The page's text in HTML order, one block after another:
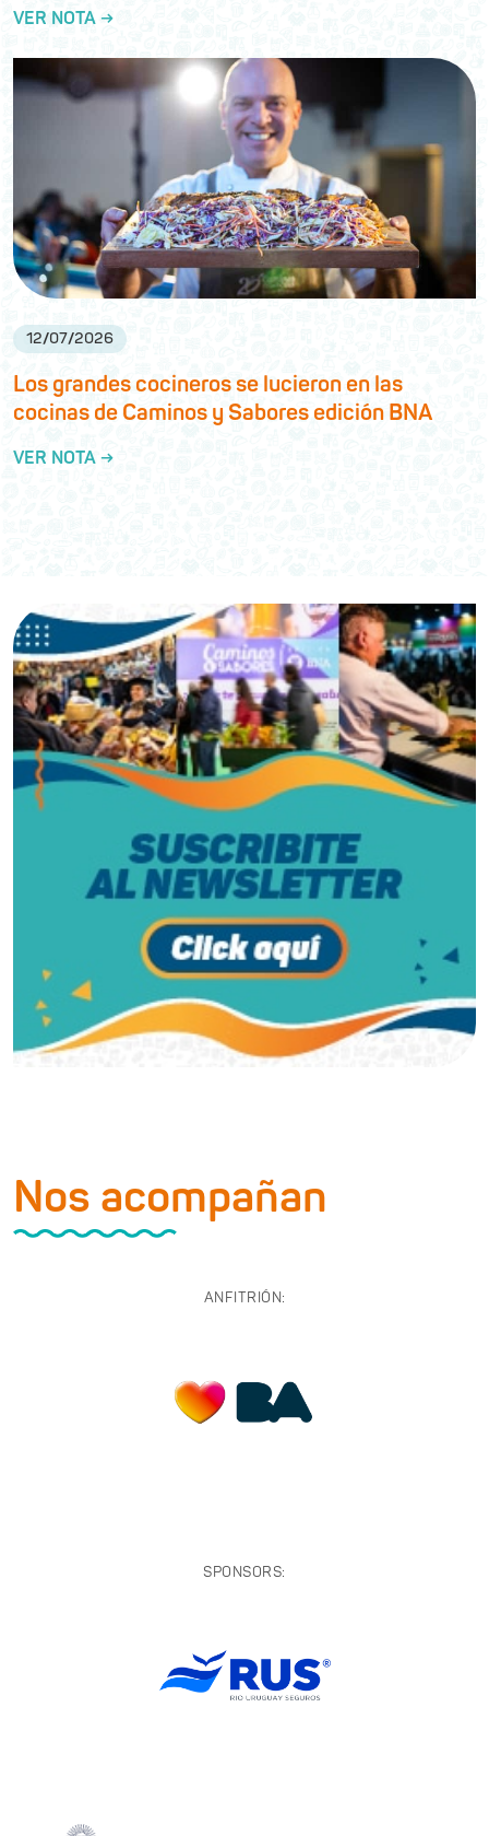
VER NOTA →
12/07/2026
Los grandes cocineros se lucieron en las
cocinas de Caminos y Sabores edición BNA
VER NOTA →
Nos acompañan
ANFITRIÓN:
SPONSORS: